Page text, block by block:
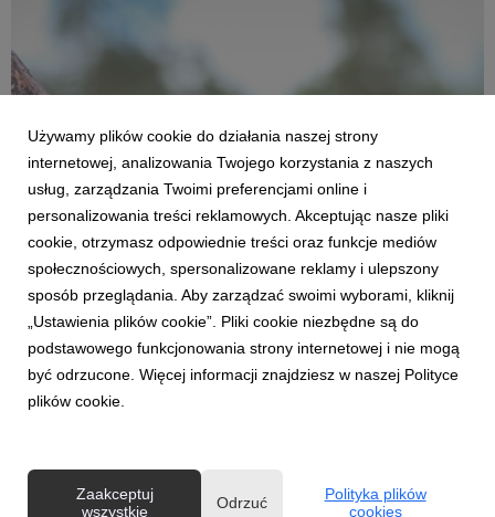
AKTUALNOŚCI
Przeszkody na trasie czy w głowie? Już w
sobotę bieg OCR w Tarnobrzegu
15 lipca 2026
W najbliższą sobotę nad Jeziorem Tarnobrzeskim, młodsi i
starsi zawodnicy wystartują w różnych odsłonach biegu z
przeszkodami, którego trasa przebiegać będzie m.in. przez
Używamy plików cookie do działania naszej strony
internetowej, analizowania Twojego korzystania z naszych
usług, zarządzania Twoimi preferencjami online i
personalizowania treści reklamowych. Akceptując nasze pliki
cookie, otrzymasz odpowiednie treści oraz funkcje mediów
społecznościowych, spersonalizowane reklamy i ulepszony
sposób przeglądania. Aby zarządzać swoimi wyborami, kliknij
„Ustawienia plików cookie”. Pliki cookie niezbędne są do
podstawowego funkcjonowania strony internetowej i nie mogą
być odrzucone. Więcej informacji znajdziesz w naszej Polityce
plików cookie.
Zaakceptuj
wszystkie
Odrzuć
Polityka plików
cookies